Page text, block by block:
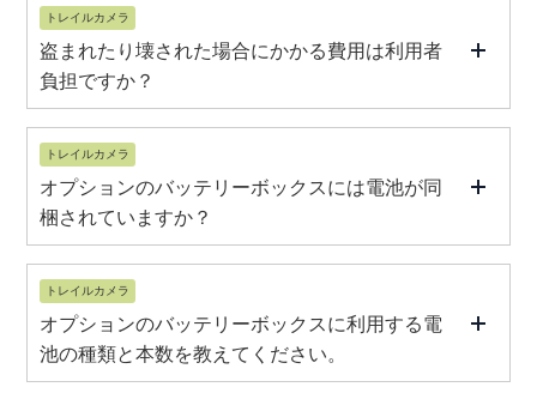
トレイルカメラ
盗まれたり壊された場合にかかる費用は利用者
負担ですか？
トレイルカメラ
オプションのバッテリーボックスには電池が同
梱されていますか？
トレイルカメラ
オプションのバッテリーボックスに利用する電
池の種類と本数を教えてください。